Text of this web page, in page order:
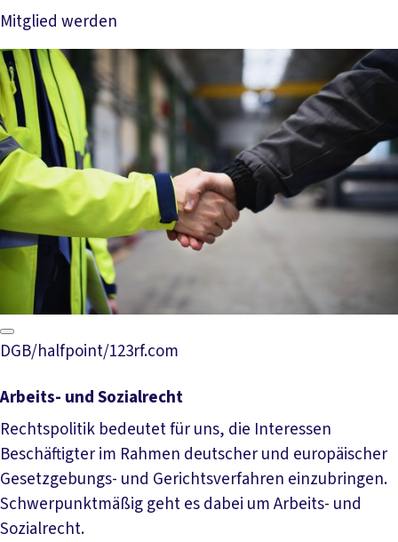
Mitglied werden
Mehr lesen
DGB/halfpoint/123rf.com
Arbeits- und Sozialrecht
Rechtspolitik bedeutet für uns, die Interessen
Beschäftigter im Rahmen deutscher und europäischer
Gesetzgebungs- und Gerichtsverfahren einzubringen.
Schwerpunktmäßig geht es dabei um Arbeits- und
Sozialrecht.